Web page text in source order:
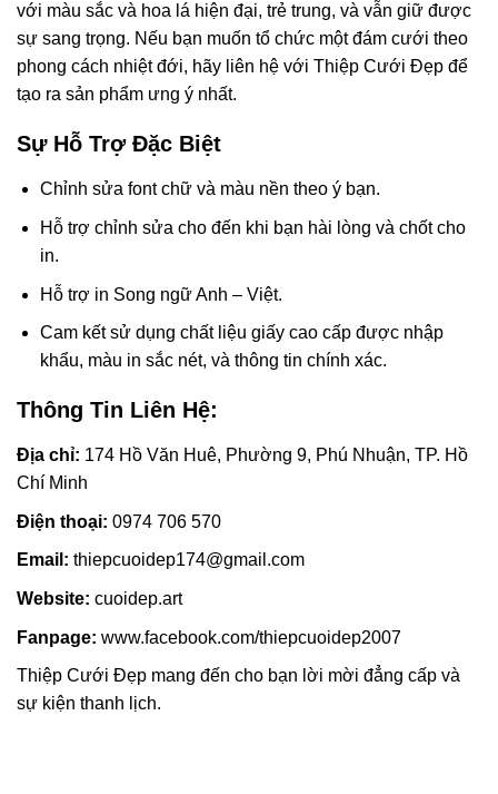
với màu sắc và hoa lá hiện đại, trẻ trung, và vẫn giữ được
sự sang trọng. Nếu bạn muốn tổ chức một đám cưới theo
phong cách nhiệt đới, hãy liên hệ với Thiệp Cưới Đẹp để
tạo ra sản phẩm ưng ý nhất.
Sự Hỗ Trợ Đặc Biệt
Chỉnh sửa font chữ và màu nền theo ý bạn.
Hỗ trợ chỉnh sửa cho đến khi bạn hài lòng và chốt cho
in.
Hỗ trợ in Song ngữ Anh – Việt.
Cam kết sử dụng chất liệu giấy cao cấp được nhập
khẩu, màu in sắc nét, và thông tin chính xác.
Thông Tin Liên Hệ:
Địa chỉ: 174 Hồ Văn Huê, Phường 9, Phú Nhuận, TP. Hồ
Chí Minh
Điện thoại: 0974 706 570
Email: thiepcuoidep174@gmail.com
Website: cuoidep.art
Fanpage: www.facebook.com/thiepcuoidep2007
Thiệp Cưới Đẹp mang đến cho bạn lời mời đẳng cấp và
sự kiện thanh lịch.